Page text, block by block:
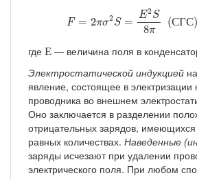
F = 2πσ2S = E2S
8π
(СГС)
S8π
где Е
Е — величина поля в
Электростатической индукцией
явление, состоящее в электризации
проводника во внешнем
Оно заключается в разделении
отрицательных зарядов,
равных количествах. Наведенные
заряды исчезают при удалении
электрического поля. При любом